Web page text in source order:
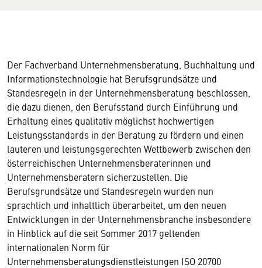
Der Fachverband Unternehmensberatung, Buchhaltung und
Informationstechnologie hat Berufsgrundsätze und
Standesregeln in der Unternehmensberatung beschlossen,
die dazu dienen, den Berufsstand durch Einführung und
Erhaltung eines qualitativ möglichst hochwertigen
Leistungsstandards in der Beratung zu fördern und einen
lauteren und leistungsgerechten Wettbewerb zwischen den
österreichischen Unternehmensberaterinnen und
Unternehmensberatern sicherzustellen. Die
Berufsgrundsätze und Standesregeln wurden nun
sprachlich und inhaltlich überarbeitet, um den neuen
Entwicklungen in der Unternehmensbranche insbesondere
in Hinblick auf die seit Sommer 2017 geltenden
internationalen Norm für
Unternehmensberatungsdienstleistungen ISO 20700